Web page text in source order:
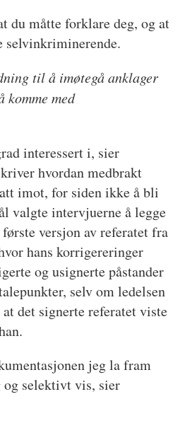
du måtte forklare deg, og at
selvinkriminerende.
til å imøtegå anklager
komme med
interessert i, sier
hvordan medbrakt
imot, for siden ikke å bli
valgte intervjuerne å legge
versjon av referatet fra
hans korrigereringer
og usignerte påstander
selv om ledelsen
det signerte referatet viste
jeg la fram
selektivt vis, sier